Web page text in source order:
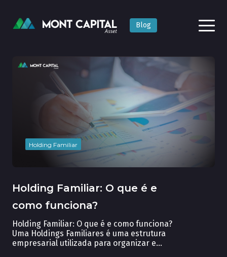
Blog
Holding Familiar
Holding Familiar: O que é e
como funciona?
Holding Familiar: O que é e como funciona?
Uma Holdings Familiares é uma estrutura
empresarial utilizada para organizar e